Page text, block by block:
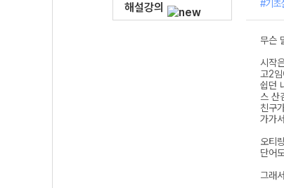
해설강의